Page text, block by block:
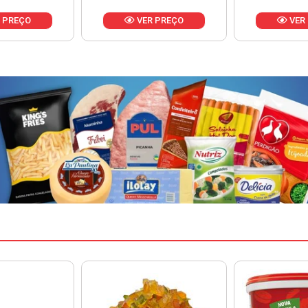
PREÇO VER PREÇO VER